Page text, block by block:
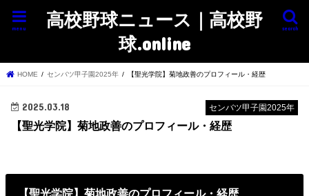
高校野球ニュース｜高校野
球.online
search
menu
HOME センバツ甲子園2025年 【聖光学院】菊地政善のプロフィール・経歴
センバツ甲子園2025年
2025.03.18
【聖光学院】菊地政善のプロフィール・経歴
【聖光学院】菊地政善のプロフィール・経歴